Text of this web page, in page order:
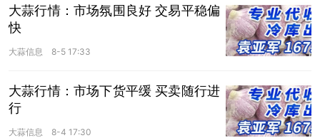
大蒜行情：市场氛围良好 交易平稳偏
快
大蒜信息 8-5 17:33
大蒜行情：市场下货平缓 买卖随行进
行
大蒜信息 8-4 17:30